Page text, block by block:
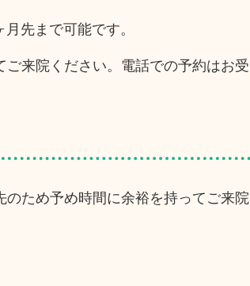
先まで可能です。
来院ください。電話での予約はお受
ため予め時間に余裕を持ってご来院